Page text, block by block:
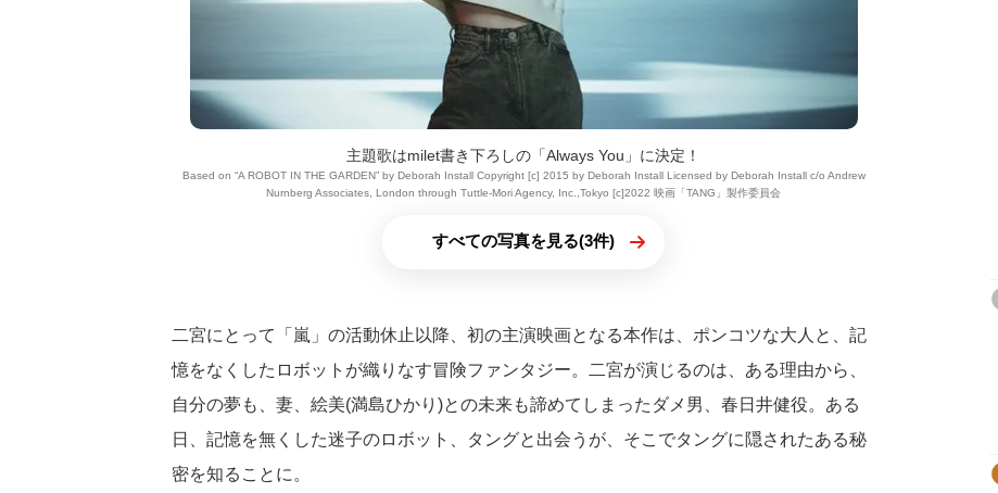
主題歌はmilet書き下ろしの「Always You」に決定！
Based on “A ROBOT IN THE GARDEN” by Deborah Install Copyright [c] 2015 by Deborah Install Licensed by Deborah Install c/o Andrew
Nurnberg Associates, London through Tuttle-Mori Agency, Inc.,Tokyo [c]2022 映画「TANG」製作委員会
すべての写真を見る(3件)
二宮にとって「嵐」の活動休止以降、初の主演映画となる本作は、ポンコツな大人と、記
憶をなくしたロボットが織りなす冒険ファンタジー。二宮が演じるのは、ある理由から、
自分の夢も、妻、絵美(満島ひかり)との未来も諦めてしまったダメ男、春日井健役。ある
日、記憶を無くした迷子のロボット、タングと出会うが、そこでタングに隠されたある秘
密を知ることに。